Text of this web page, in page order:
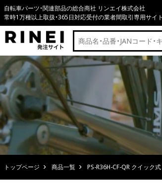
自転車パーツ・関連部品の総合商社 リンエイ株式会社
常時1万種以上取扱・365日対応受付の業者間取引専用サイト
トップページ 商品一覧 PS-R36H-CF-QR クイック